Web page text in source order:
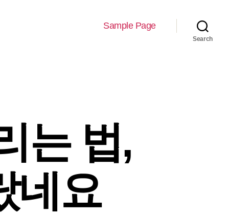
Sample Page
Search
는 법,
네요